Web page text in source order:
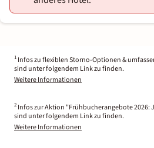
1 Infos zu flexiblen Storno-Optionen &
sind unter folgendem Link zu finden.
Weitere Informationen
2 Infos zur Aktion "Frühbucherangebote 2026:
sind unter folgendem Link zu finden.
Weitere Informationen